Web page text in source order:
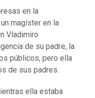
en la
magíster en la
Vladimiro
de su padre, la
públicos, pero ella
de sus padres.
ella estaba